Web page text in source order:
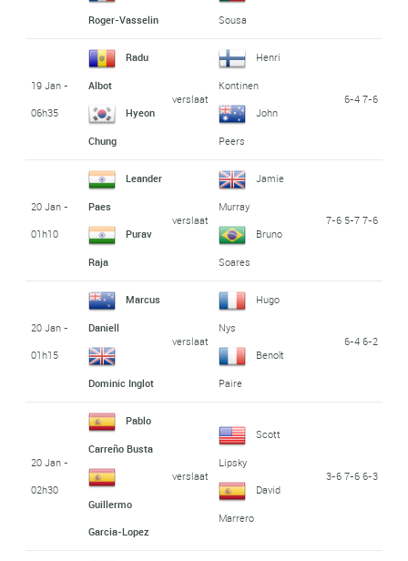
Roger-Vasselin Sousa
19 Jan -
06h35
Radu
Albot
Hyeon
Chung
verslaat
Henri
Kontinen
John
Peers
6-4 7-6
20 Jan -
01h10
Leander
Paes
Purav
Raja
verslaat
Jamie
Murray
Bruno
Soares
7-6 5-7 7-6
20 Jan -
01h15
Marcus
Daniell
Dominic Inglot
verslaat
Hugo
Nys
Benoît
Paire
6-4 6-2
20 Jan -
02h30
Pablo
Carreño Busta
Guillermo
Garcia-Lopez
verslaat
Scott
Lipsky
David
Marrero
3-6 7-6 6-3